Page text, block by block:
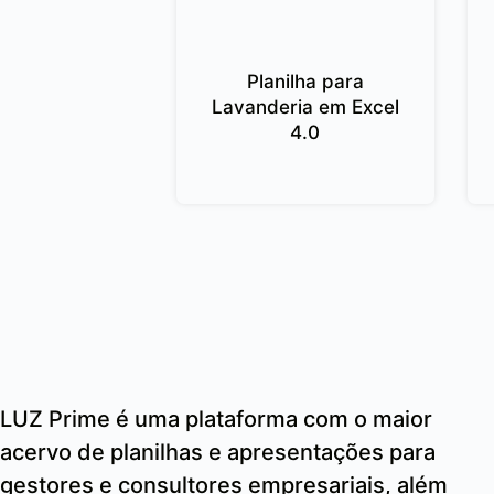
Planilha para
Lavanderia em Excel
4.0
LUZ Prime é uma plataforma com o maior
acervo de planilhas e apresentações para
gestores e consultores empresariais, além